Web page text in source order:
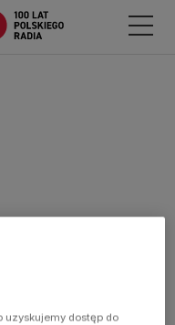
uzyskujemy dostęp do